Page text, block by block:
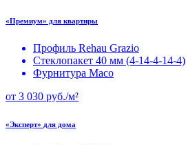
«Премиум» для квартиры
Профиль Rehau Grazio
Стеклопакет 40 мм (4-14-4-14-4)
Фурнитура Maco
от 3 030 руб./м²
«Эксперт» для дома